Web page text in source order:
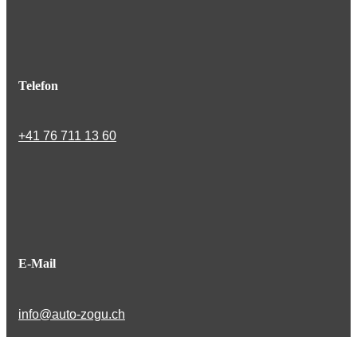
Telefon
+41 76 711 13 60
E-Mail
info@auto-zogu.ch